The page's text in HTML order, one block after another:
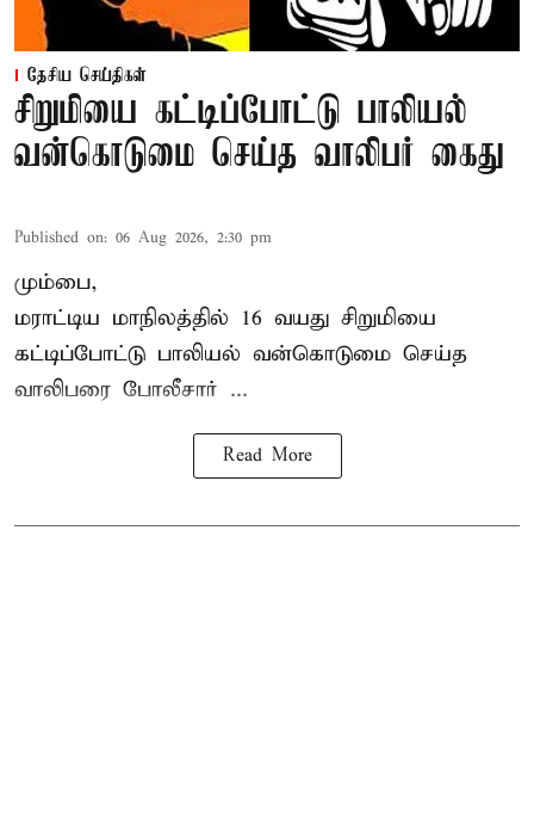
தேசிய செய்திகள்
சிறுமியை கட்டிப்போட்டு பாலியல்
வன்கொடுமை செய்த வாலிபர் கைது
Published on: 06 Aug 2026, 2:30 pm
மும்பை,
மராட்டிய மாநிலத்தில் 16 வயது சிறுமியை
கட்டிப்போட்டு பாலியல் வன்கொடுமை செய்த
வாலிபரை போலீசார் ...
Read More